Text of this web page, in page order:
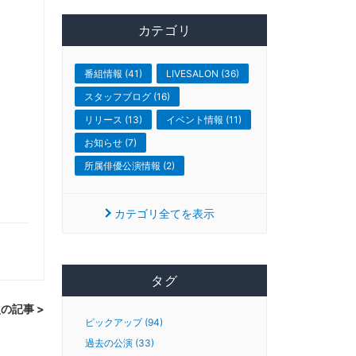
記事 >
カテゴリ
番組情報 (41)
LIVESALON (36)
スタッフブログ (16)
リリース (13)
イベント情報 (11)
お知らせ (7)
所属俳優公演情報 (2)
カテゴリ全てを表示
タグ
ピックアップ (94)
過去の公演 (33)